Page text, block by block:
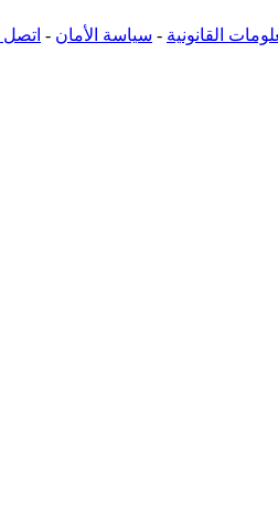
القانونية - سياسة الأمان - اتصل